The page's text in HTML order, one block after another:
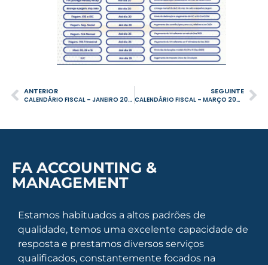
ANTERIOR
CALENDÁRIO FISCAL – JANEIRO 2024
SEGUINTE
CALENDÁRIO FISCAL – MARÇO 2024
FA ACCOUNTING &
MANAGEMENT
Estamos habituados a altos padrões de
qualidade, temos uma excelente capacidade de
resposta e prestamos diversos serviços
qualificados, constantemente focados na